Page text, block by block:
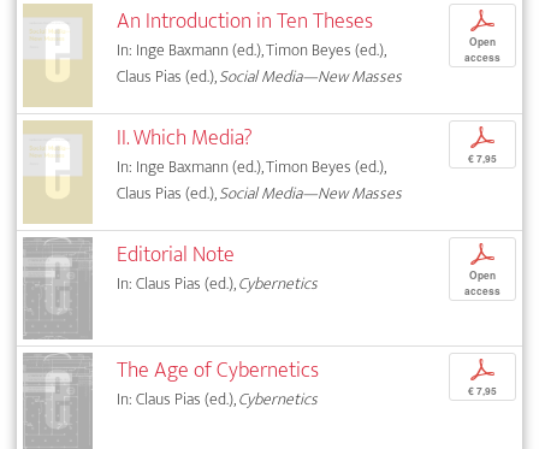
An Introduction in Ten Theses
In: Inge Baxmann (ed.), Timon Beyes (ed.),
Claus Pias (ed.),Social Media—New Masses
p
Open
access
II. Which Media?
In: Inge Baxmann (ed.), Timon Beyes (ed.),
Claus Pias (ed.),Social Media—New Masses
p
€ 7,95
Editorial Note
In: Claus Pias (ed.),Cybernetics
p
Open
access
The Age of Cybernetics
In: Claus Pias (ed.),Cybernetics
p
€ 7,95